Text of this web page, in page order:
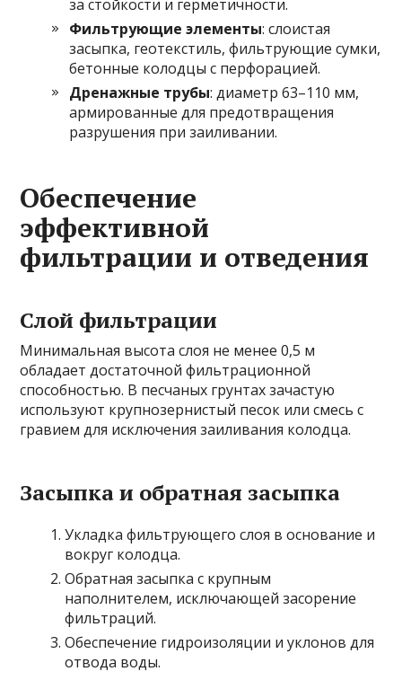
за стойкости и герметичности.
Фильтрующие элементы: слоистая
засыпка, геотекстиль, фильтрующие сумки,
бетонные колодцы с перфорацией.
Дренажные трубы: диаметр 63–110 мм,
армированные для предотвращения
разрушения при заиливании.
Обеспечение
эффективной
фильтрации и отведения
Слой фильтрации
Минимальная высота слоя не менее 0,5 м
обладает достаточной фильтрационной
способностью. В песчаных грунтах зачастую
используют крупнозернистый песок или смесь с
гравием для исключения заиливания колодца.
Засыпка и обратная засыпка
Укладка фильтрующего слоя в основание и
вокруг колодца.
Обратная засыпка с крупным
наполнителем, исключающей засорение
фильтраций.
Обеспечение гидроизоляции и уклонов для
отвода воды.